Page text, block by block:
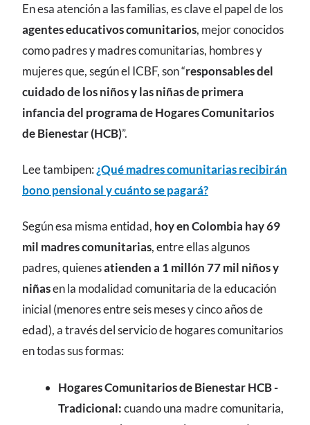
En esa atención a las familias, es clave el papel de los
agentes educativos comunitarios, mejor conocidos
como padres y madres comunitarias, hombres y
mujeres que, según el ICBF, son “responsables del
cuidado de los niños y las niñas de primera
infancia del programa de Hogares Comunitarios
de Bienestar (HCB)”.
Lee tambipen: ¿Qué madres comunitarias recibirán
bono pensional y cuánto se pagará?
Según esa misma entidad, hoy en Colombia hay 69
mil madres comunitarias, entre ellas algunos
padres, quienesatienden a 1 millón 77 mil niños y
niñasen la modalidad comunitaria de la educación
inicial (menores entre seis meses y cinco años de
edad), a través del servicio de hogares comunitarios
en todas sus formas:
Hogares Comunitarios de Bienestar HCB -
Tradicional:cuando una madre comunitaria,